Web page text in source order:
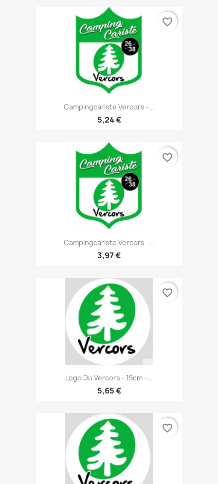
Campingcariste Vercors -...
5,24 €
favorite_border
Campingcariste Vercors -...
3,97 €
favorite_border
Logo Du Vercors - 15cm -...
5,65 €
favorite_border
favorite_border